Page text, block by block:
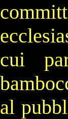
cui
al